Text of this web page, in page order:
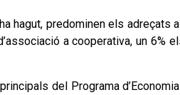
hagut, predominen els
a cooperativa, un 6%
del Programa